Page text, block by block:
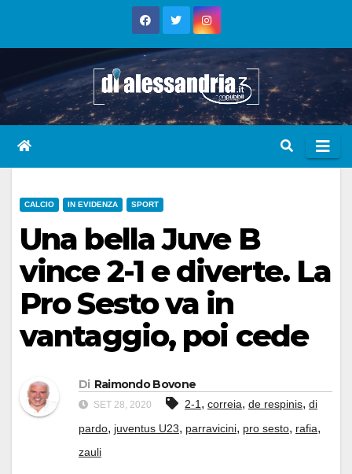
CALCIO IN EVIDENZA SPORT
Una bella Juve B
vince 2-1 e diverte. La
Pro Sesto va in
vantaggio, poi cede
Di Raimondo Bovone
SET 28, 2020 2-1, correia, de respinis, di
pardo, juventus U23, parravicini, pro sesto, rafia,
zauli